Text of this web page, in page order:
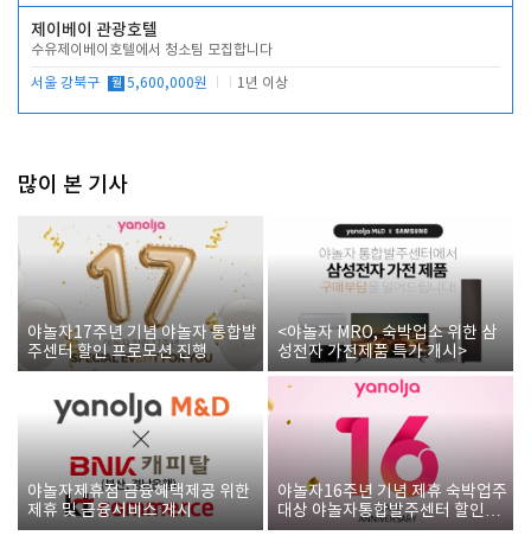
제이베이 관광호텔
수유제이베이호텔에서 청소팀 모집합니다
서울 강북구 월 5,600,000원 1년 이상
많이 본 기사
야놀자17주년 기념 야놀자 통합발
주센터 할인 프로모션 진행
<야놀자 MRO, 숙박업소 위한 삼
성전자 가전제품 특가 개시>
야놀자제휴점 금융혜택제공 위한
제휴 및 금융서비스 게시
야놀자16주년 기념 제휴 숙박업주
대상 야놀자통합발주센터 할인쿠
폰 증정